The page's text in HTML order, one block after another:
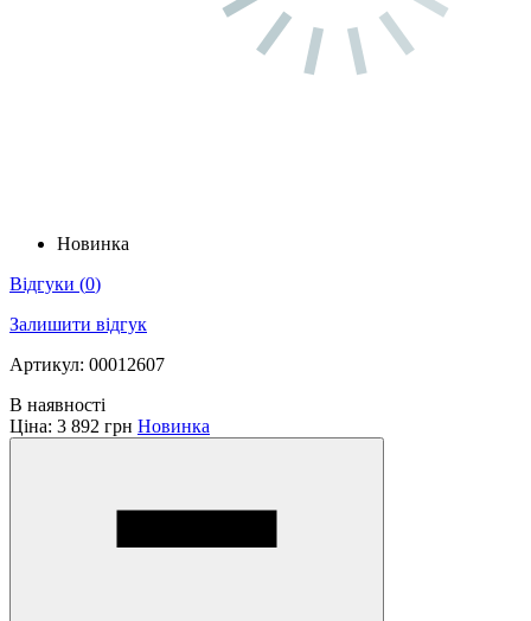
Новинка
Відгуки (0)
Залишити відгук
Артикул: 00012607
В наявності
Ціна: 3 892 грн Новинка